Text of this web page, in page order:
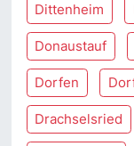
Dittenheim
Donaustauf
Dorfen
Drachselsried